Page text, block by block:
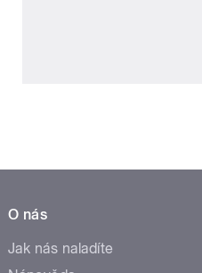
O nás
Jak nás naladíte